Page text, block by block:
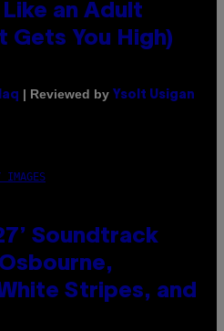
an Adult
Gets You High)
| Reviewed by Ysolt Usigan
IMAGES
Soundtrack
Stripes, and